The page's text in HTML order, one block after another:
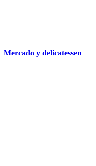
Mercado y delicatessen